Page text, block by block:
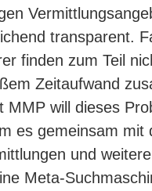
transparent.
finden zum Teil
Zeitaufwand
MMP will dieses
es gemeinsam mit
und
Meta-